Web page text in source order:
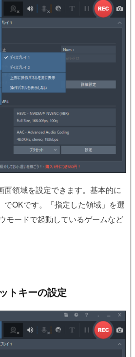
面領域を設定できます。基本的に
でOKです。「指定した領域」を選
モードで起動しているゲームなど
トキーの設定